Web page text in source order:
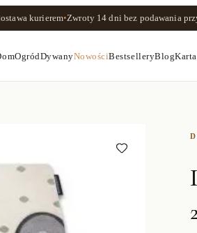
kurierem•Zwroty 14 dnibez podawania
OgródDywanyNowościBestselleryBlog